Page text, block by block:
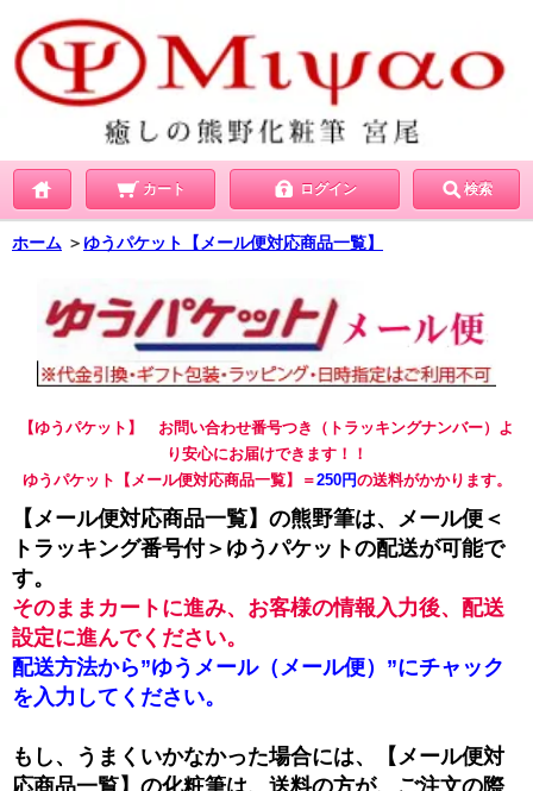
カート ログイン 検索
ホーム ＞ ゆうパケット【メール便対応商品一覧】
【ゆうパケット】 お問い合わせ番号つき（トラッキングナンバー）よ
り安心にお届けできます！！
ゆうパケット【メール便対応商品一覧】＝250円の送料がかかります。
【メール便対応商品一覧】の熊野筆は、メール便＜
トラッキング番号付＞ゆうパケットの配送が可能で
す。
そのままカートに進み、お客様の情報入力後、配送
設定に進んでください。
配送方法から”ゆうメール（メール便）”にチャック
を入力してください。
もし、うまくいかなかった場合には、【メール便対